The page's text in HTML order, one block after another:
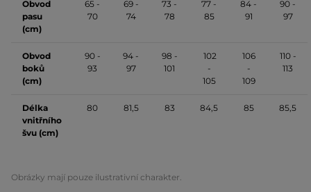
Obvod
pasu
(cm)
65 -
70
69 -
74
73 -
78
77 -
85
84 -
91
90 -
97
Obvod
boků
(cm)
90 -
93
94 -
97
98 -
101
102
-
105
106
-
109
110 -
113
Délka
vnitřního
švu (cm)
80 81,5 83 84,5 85 85,5
Obrázky mají pouze ilustrativní charakter.